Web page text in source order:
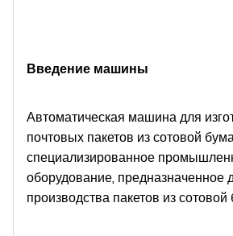
Введение машины
Автоматическая машина для
почтовых пакетов из сотовой
специализированное
оборудование, предназначенное
производства пакетов из сотовой